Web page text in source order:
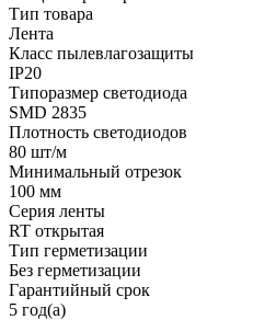
Тип товара
Лента
Класс пылевлагозащиты
IP20
Типоразмер светодиода
SMD 2835
Плотность светодиодов
80 шт/м
Минимальный отрезок
100 мм
Серия ленты
RT открытая
Тип герметизации
Без герметизации
Гарантийный срок
5 год(а)